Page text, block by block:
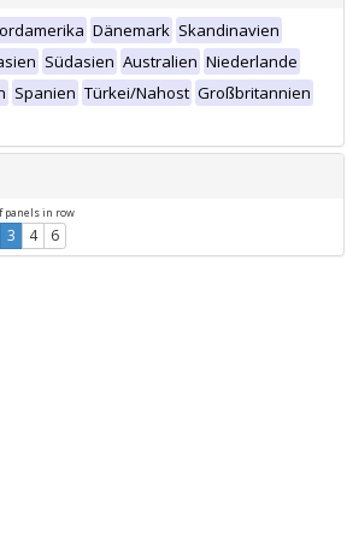
Dänemark Skandinavien
Südasien Australien Niederlande
Spanien Türkei/Nahost Großbritannien
panels in row
3 4 6